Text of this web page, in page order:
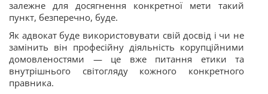
залежне для досягнення конкретної мети такий
пункт, безперечно, буде.
Як адвокат буде використовувати свій досвід і чи не
замінить він професійну діяльність корупційними
домовленостями — це вже питання етики та
внутрішнього світогляду кожного конкретного
правника.